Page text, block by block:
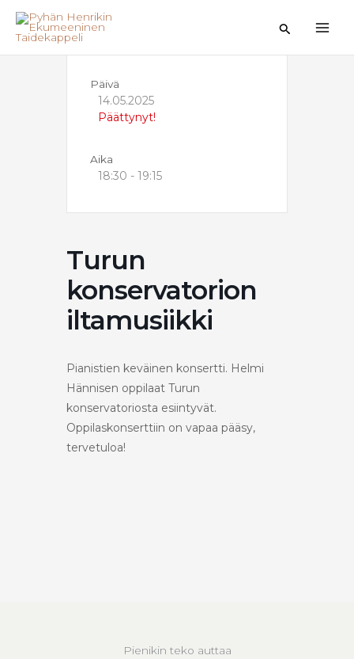
sisältöön
Hae
Päivä
14.05.2025
Päättynyt!
Aika
18:30 - 19:15
Turun
konservatorion
iltamusiikki
Pianistien keväinen konsertti. Helmi
Hännisen oppilaat Turun
konservatoriosta esiintyvät.
Oppilaskonserttiin on vapaa pääsy,
tervetuloa!
Pienikin teko auttaa